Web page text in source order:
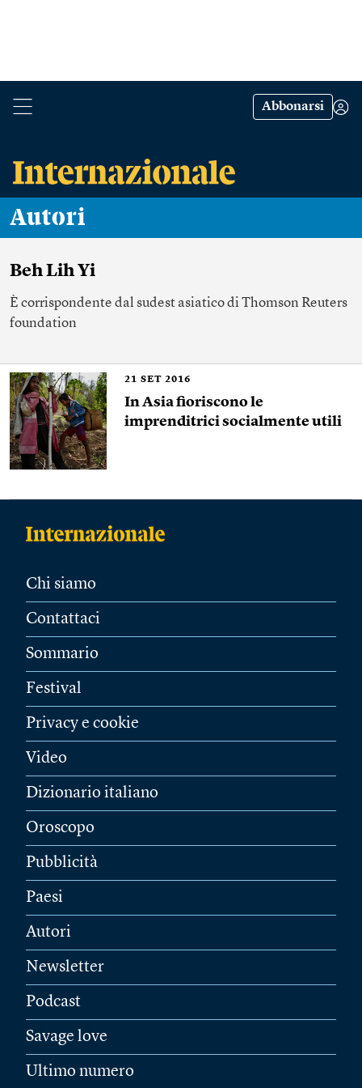
Abbonarsi
Autori
Beh Lih Yi
È corrispondente dal sudest asiatico di Thomson Reuters
foundation
21 SET 2016
In Asia fioriscono le
imprenditrici socialmente utili
Chi siamo
Contattaci
Sommario
Festival
Privacy e cookie
Video
Dizionario italiano
Oroscopo
Pubblicità
Paesi
Autori
Newsletter
Podcast
Savage love
Ultimo numero